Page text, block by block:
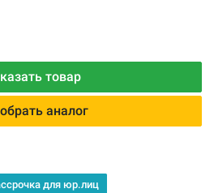
товар
аналог
для юр.лиц